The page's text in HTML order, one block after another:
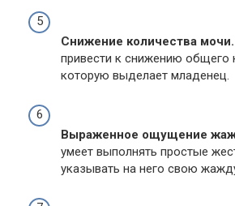
Снижение количества мочи.
привести к снижению общего
которую выделает младенец.
Выраженное ощущение
умеет выполнять простые
указывать на него свою